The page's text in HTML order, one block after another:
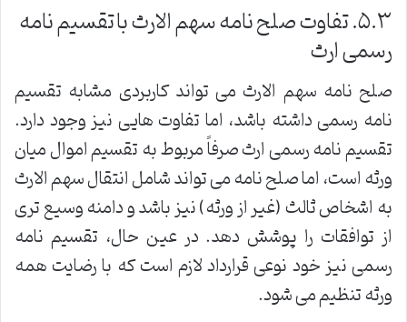
۵.۳. تفاوت صلح نامه سهم الارث با تقسیم نامه
رسمی ارث
صلح نامه سهم الارث می تواند کاربردی مشابه تقسیم
نامه رسمی داشته باشد، اما تفاوت هایی نیز وجود دارد.
تقسیم نامه رسمی ارث صرفاً مربوط به تقسیم اموال میان
ورثه است، اما صلح نامه می تواند شامل انتقال سهم الارث
به اشخاص ثالث (غیر از ورثه) نیز باشد و دامنه وسیع تری
از توافقات را پوشش دهد. در عین حال، تقسیم نامه
رسمی نیز خود نوعی قرارداد لازم است که با رضایت همه
ورثه تنظیم می شود.